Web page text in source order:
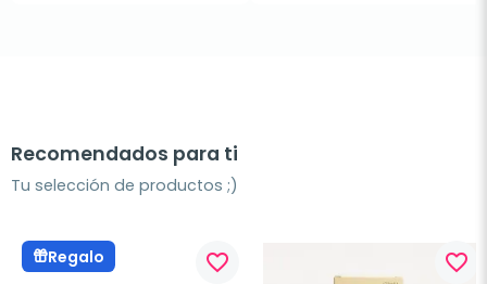
Recomendados para ti
Tu selección de productos ;)
Regalo favorite_border favorite_border